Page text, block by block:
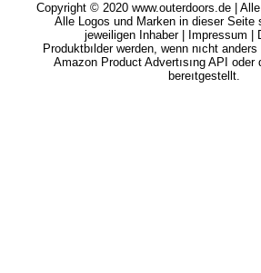
Copyright © 2020 www.outerdoors.de | Alle
Alle Logos und Marken in dieser Seite
jeweiligen Inhaber |
Impressum
Produktbılder werden, wenn nıcht
Amazon Product Advertısıng API oder
bereıtgestellt.